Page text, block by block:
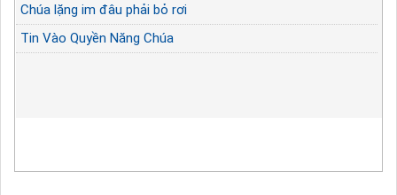
Chúa lặng im đâu phải bỏ rơi
Tin Vào Quyền Năng Chúa